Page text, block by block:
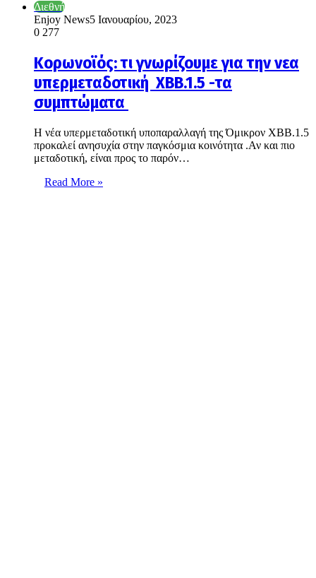
Διεθνή
Enjoy News5 Ιανουαρίου, 2023
0 277
Κορωνοϊός: τι γνωρίζουμε για την νεα
υπερμεταδοτική ΧΒΒ.1.5 -τα
συμπτώματα
H νέα υπερμεταδοτική υποπαραλλαγή της Όμικρον ΧΒΒ.1.5
προκαλεί ανησυχία στην παγκόσμια κοινότητα .Αν και πιο
μεταδοτική, είναι προς το παρόν…
Read More »